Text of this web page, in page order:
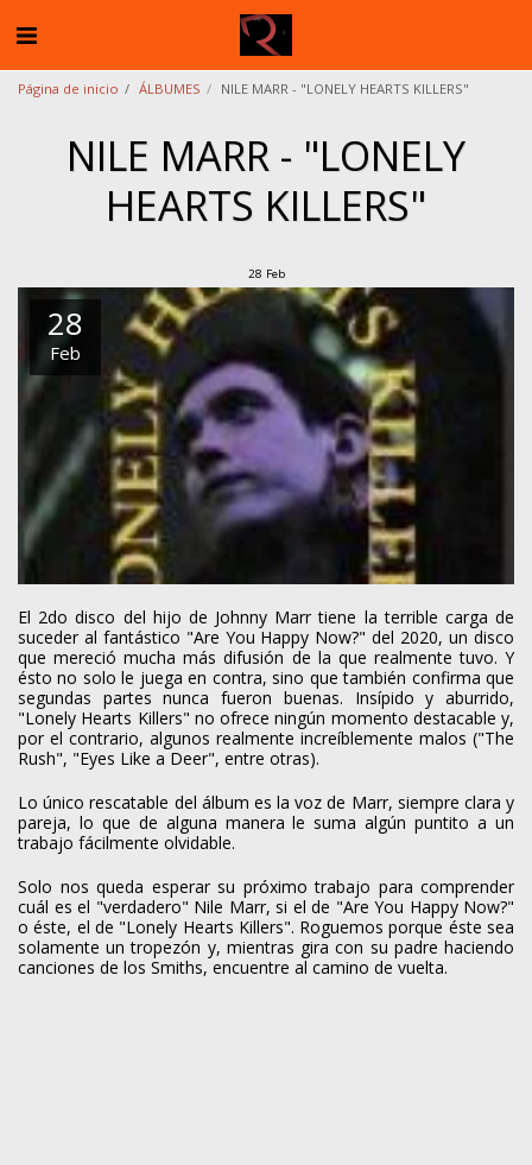
Página de inicio ÁLBUMES NILE MARR - "LONELY HEARTS KILLERS"
NILE MARR - "LONELY
HEARTS KILLERS"
28 Feb
28
Feb
El 2do disco del hijo de Johnny Marr tiene la terrible carga de
suceder al fantástico "Are You Happy Now?" del 2020, un disco
que mereció mucha más difusión de la que realmente tuvo. Y
ésto no solo le juega en contra, sino que también confirma que
segundas partes nunca fueron buenas. Insípido y aburrido,
"Lonely Hearts Killers" no ofrece ningún momento destacable y,
por el contrario, algunos realmente increíblemente malos ("The
Rush", "Eyes Like a Deer", entre otras).
Lo único rescatable del álbum es la voz de Marr, siempre clara y
pareja, lo que de alguna manera le suma algún puntito a un
trabajo fácilmente olvidable.
Solo nos queda esperar su próximo trabajo para comprender
cuál es el "verdadero" Nile Marr, si el de "Are You Happy Now?"
o éste, el de "Lonely Hearts Killers". Roguemos porque éste sea
solamente un tropezón y, mientras gira con su padre haciendo
canciones de los Smiths, encuentre al camino de vuelta.